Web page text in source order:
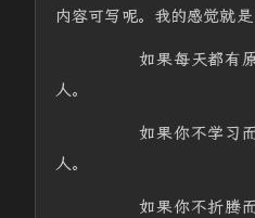
内容可写呢。我的感觉就是
如果每天都有原
人。
如果你不学习而
人。
如果你不折腾而